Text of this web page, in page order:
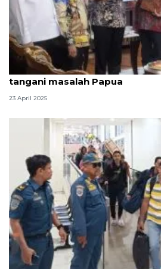
MPR bentuk wadah khusus
tangani masalah Papua
23 April 2025